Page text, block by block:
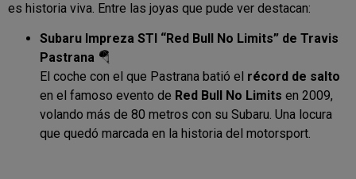
es historia viva. Entre las joyas que pude ver destacan:
Subaru Impreza STI “Red Bull No Limits” de Travis
Pastrana 🪂
El coche con el que Pastrana batió el récord de salto
en el famoso evento de Red Bull No Limits en 2009,
volando más de 80 metros con su Subaru. Una locura
que quedó marcada en la historia del motorsport.